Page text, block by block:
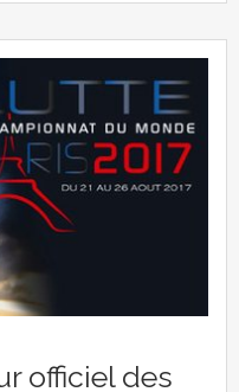
officiel des